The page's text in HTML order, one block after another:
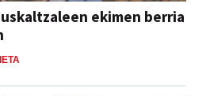
ekimen berria